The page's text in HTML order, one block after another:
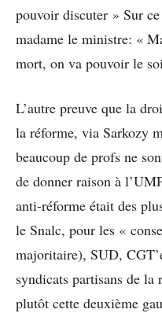
pouvoir discuter » Sur
madame le ministre: «
mort, on va pouvoir le
L’autre preuve que la
la réforme, via Sarkozy
beaucoup de profs ne
de donner raison à
anti-réforme était des
le Snalc, pour les «
majoritaire), SUD,
syndicats partisans de la
plutôt cette deuxième